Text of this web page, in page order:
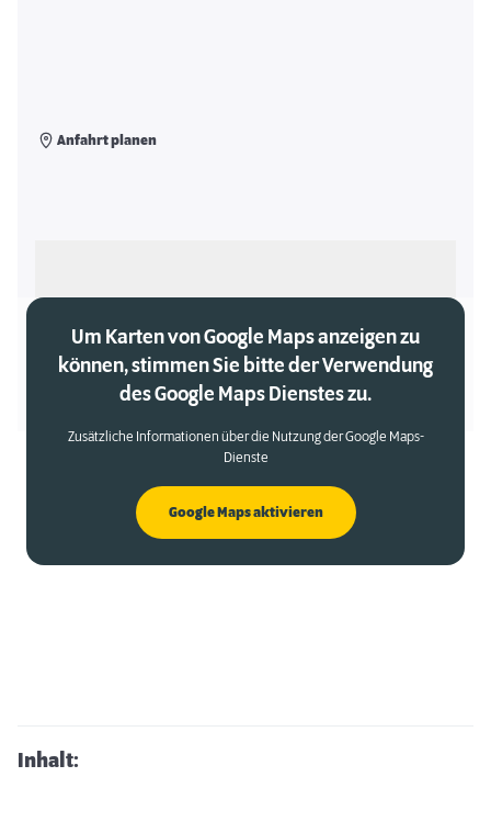
Anfahrt planen
Um Karten von Google Maps anzeigen zu
können, stimmen Sie bitte der Verwendung
des Google Maps Dienstes zu.
Zusätzliche Informationen über die Nutzung der Google Maps-
Dienste
Google Maps aktivieren
Inhalt: